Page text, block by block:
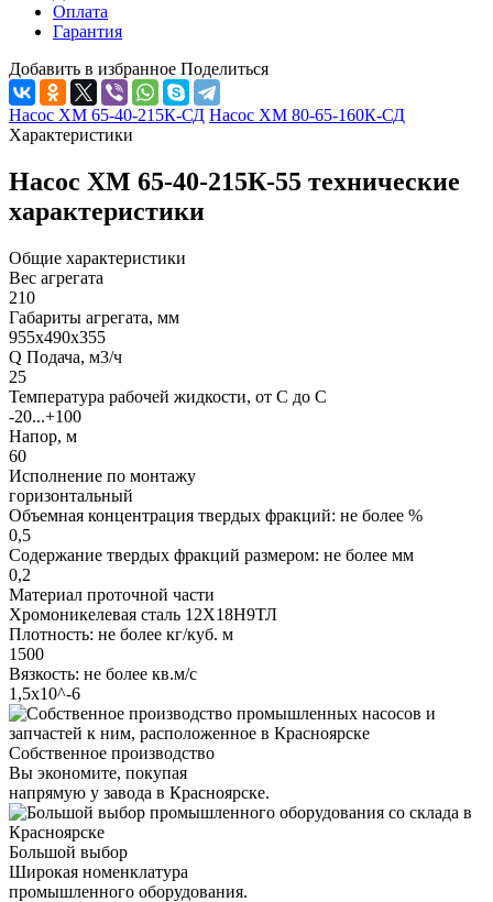
Оплата
Гарантия
Добавить в избранное Поделиться
Насос ХМ 65-40-215К-СД Насос ХМ 80-65-160К-СД
Характеристики
Насос ХМ 65-40-215К-55 технические
характеристики
Общие характеристики
Вес агрегата
210
Габариты агрегата, мм
955х490х355
Q Подача, м3/ч
25
Температура рабочей жидкости, от С до С
-20...+100
Напор, м
60
Исполнение по монтажу
горизонтальный
Объемная концентрация твердых фракций: не более %
0,5
Содержание твердых фракций размером: не более мм
0,2
Материал проточной части
Хромоникелевая сталь 12Х18Н9ТЛ
Плотность: не более кг/куб. м
1500
Вязкость: не более кв.м/с
1,5х10^-6
Собственное производство
Вы экономите, покупая
напрямую у завода в Красноярске.
Большой выбор
Широкая номенклатура
промышленного оборудования.